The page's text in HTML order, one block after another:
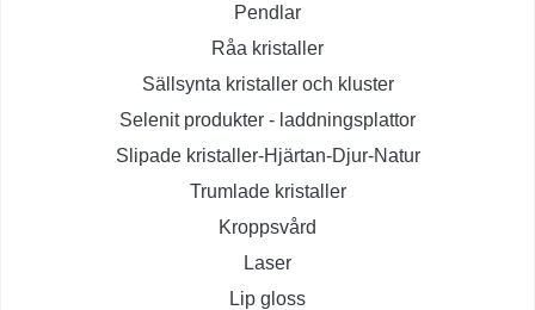
Pendlar
Råa kristaller
Sällsynta kristaller och kluster
Selenit produkter - laddningsplattor
Slipade kristaller-Hjärtan-Djur-Natur
Trumlade kristaller
Kroppsvård
Laser
Lip gloss